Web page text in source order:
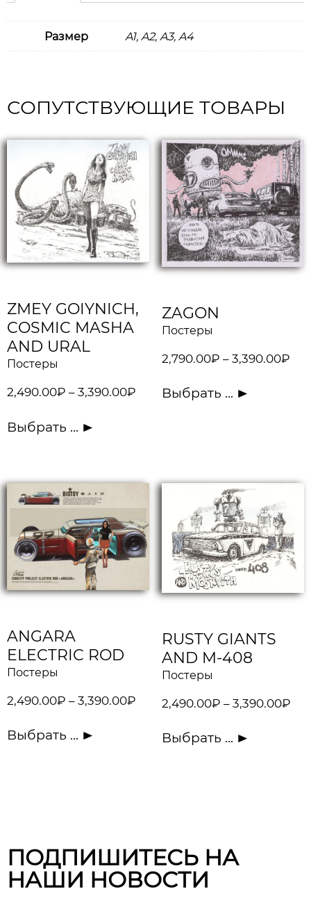
Размер A1, A2, A3, A4
СОПУТСТВУЮЩИЕ ТОВАРЫ
ZMEY GOIYNICH,
COSMIC MASHA
AND URAL
Постеры
2,490.00₽ – 3,390.00₽
Выбрать ...
ZAGON
Постеры
2,790.00₽ – 3,390.00₽
Выбрать ...
ANGARA
ELECTRIC ROD
Постеры
2,490.00₽ – 3,390.00₽
Выбрать ...
RUSTY GIANTS
AND M-408
Постеры
2,490.00₽ – 3,390.00₽
Выбрать ...
ПОДПИШИТЕСЬ НА
НАШИ НОВОСТИ